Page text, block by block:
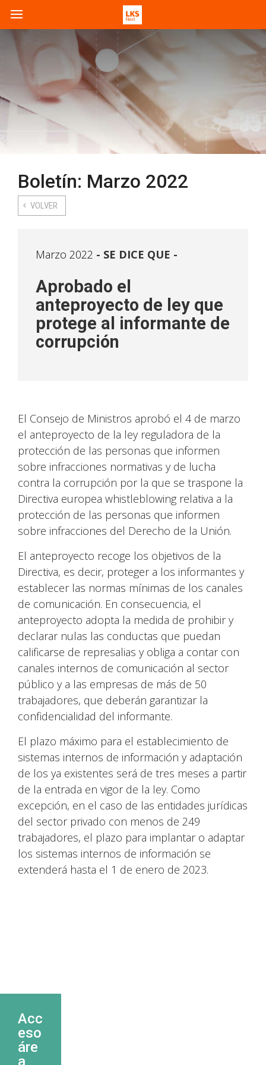
Boletín: Marzo 2022
VOLVER
Marzo 2022 SE DICE QUE -
Aprobado el
anteproyecto de ley que
protege al informante de
corrupción
El Consejo de Ministros aprobó el 4 de marzo
el anteproyecto de la ley reguladora de la
protección de las personas que informen
sobre infracciones normativas y de lucha
contra la corrupción por la que se traspone la
Directiva europea whistleblowing relativa a la
protección de las personas que informen
sobre infracciones del Derecho de la Unión.
El anteproyecto recoge los objetivos de la
Directiva, es decir, proteger a los informantes y
establecer las normas mínimas de los canales
de comunicación. En consecuencia, el
anteproyecto adopta la medida de prohibir y
declarar nulas las conductas que puedan
calificarse de represalias y obliga a contar con
canales internos de comunicación al sector
público y a las empresas de más de 50
trabajadores, que deberán garantizar la
confidencialidad del informante.
El plazo máximo para el establecimiento de
sistemas internos de información y adaptación
de los ya existentes será de tres meses a partir
de la entrada en vigor de la ley. Como
excepción, en el caso de las entidades jurídicas
del sector privado con menos de 249
trabajadores, el plazo para implantar o adaptar
los sistemas internos de información se
extenderá hasta el 1 de enero de 2023.
Acc
eso
áre
a